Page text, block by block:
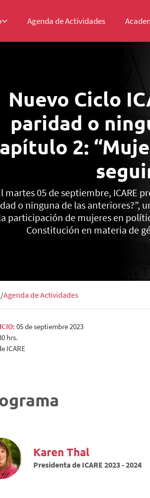
Agenda de Actividades
Nuevo Ciclo
paridad o
2:
martes 05 de septiembre, ICARE
o ninguna de las anteriores?”,
participación de mujeres en
Constitución en materia de
Agenda de Actividades
05 de septiembre 2023
hrs.
ICARE
Karen Thal
Presidenta de ICARE 2023 - 2024